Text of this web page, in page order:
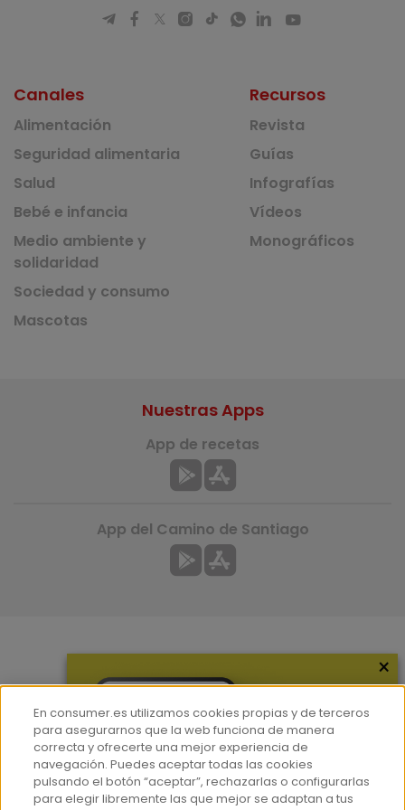
Canales
Alimentación
Seguridad alimentaria
Salud
Bebé e infancia
Medio ambiente y
solidaridad
Sociedad y consumo
Mascotas
Recursos
Revista
Guías
Infografías
Vídeos
Monográficos
Hemeroteca
Contacto
Prensa
Nuestras Apps
App de recetas
App del Camino de Santiago
×
En consumer.es utilizamos cookies propias y de terceros
para asegurarnos que la web funciona de manera
correcta y ofrecerte una mejor experiencia de
navegación. Puedes aceptar todas las cookies
pulsando el botón “aceptar”, rechazarlas o configurarlas
para elegir libremente las que mejor se adaptan a tus